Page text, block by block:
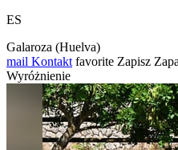
ES
Galaroza (Huelva)
mail Kontakt favorite Zapisz
Wyróżnienie